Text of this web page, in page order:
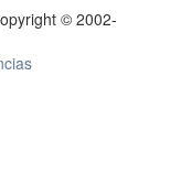
© 2002-